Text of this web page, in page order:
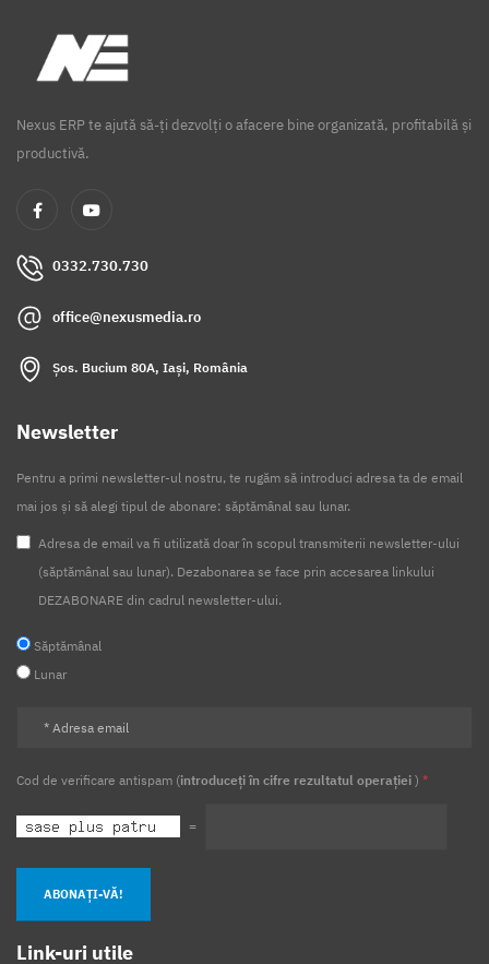
Nexus ERP te ajută să-ți dezvolți o afacere bine organizată, profitabilă și
productivă.
0332.730.730
office@nexusmedia.ro
Șos. Bucium 80A, Iași, România
Newsletter
Pentru a primi newsletter-ul nostru, te rugăm să introduci adresa ta de email
mai jos și să alegi tipul de abonare: săptămânal sau lunar.
Adresa de email va fi utilizată doar în scopul transmiterii newsletter-ului
(săptămânal sau lunar). Dezabonarea se face prin accesarea linkului
DEZABONARE din cadrul newsletter-ului.
Săptămânal
Lunar
Cod de verificare antispam (introduceți în cifre rezultatul operației ) *
=
ABONAȚI-VĂ!
Link-uri utile